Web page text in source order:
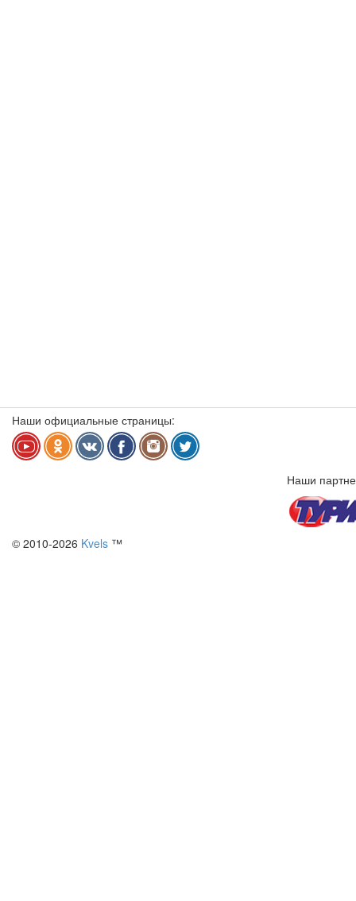
Наши официальные страницы:
Наши
© 2010-2026 Kvels ™